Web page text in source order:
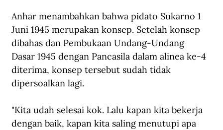
Anhar menambahkan bahwa pidato Sukarno 1
Juni 1945 merupakan konsep. Setelah konsep
dibahas dan Pembukaan Undang-Undang
Dasar 1945 dengan Pancasila dalam alinea ke-4
diterima, konsep tersebut sudah tidak
dipersoalkan lagi.
"Kita udah selesai kok. Lalu kapan kita bekerja
dengan baik, kapan kita saling menutupi apa